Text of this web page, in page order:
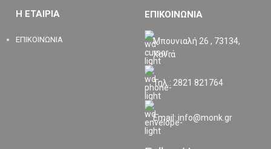
Η ΕΤΑΙΡΙΑ
ΕΠΙΚΟΙΝΩΝΙΑ
ΕΠΙΚΟΙΝΩΝΙΑ
Μπουνιαλή 26 , 73134,
Χανιά
Τηλ.: 2821 821764
Email: info@monk.gr